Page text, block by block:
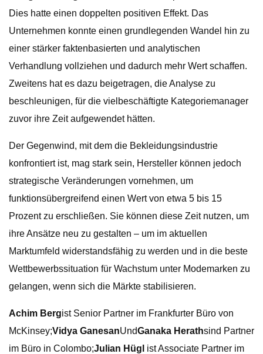
Dies hatte einen doppelten positiven Effekt. Das
Unternehmen konnte einen grundlegenden Wandel hin zu
einer stärker faktenbasierten und analytischen
Verhandlung vollziehen und dadurch mehr Wert schaffen.
Zweitens hat es dazu beigetragen, die Analyse zu
beschleunigen, für die vielbeschäftigte Kategoriemanager
zuvor ihre Zeit aufgewendet hätten.
Der Gegenwind, mit dem die Bekleidungsindustrie
konfrontiert ist, mag stark sein, Hersteller können jedoch
strategische Veränderungen vornehmen, um
funktionsübergreifend einen Wert von etwa 5 bis 15
Prozent zu erschließen. Sie können diese Zeit nutzen, um
ihre Ansätze neu zu gestalten – um im aktuellen
Marktumfeld widerstandsfähig zu werden und in die beste
Wettbewerbssituation für Wachstum unter Modemarken zu
gelangen, wenn sich die Märkte stabilisieren.
Achim Bergist Senior Partner im Frankfurter Büro von
McKinsey;Vidya GanesanUndGanaka Herathsind Partner
im Büro in Colombo;Julian Hügl ist Associate Partner im